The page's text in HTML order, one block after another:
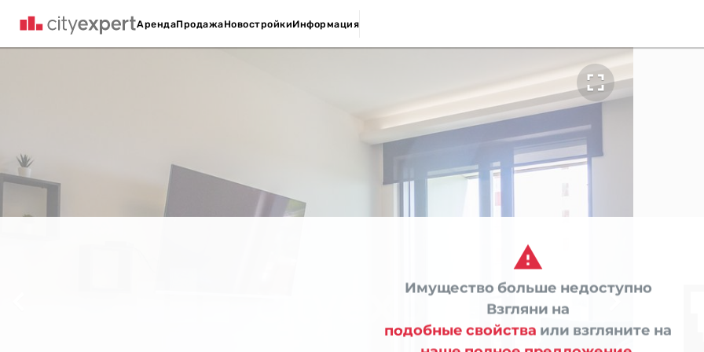
АрендаПродажаНовостройкиИнформация



Имущество больше недоступно
Взгляни на
подобные свойства или взгляните на